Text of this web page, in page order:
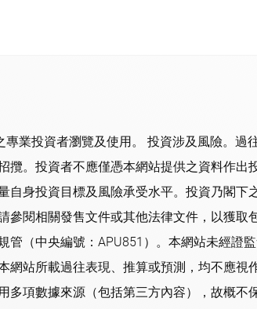
業投資者瀏覽及使用。 投資涉及風險。
。投資者不應僅憑本網站提供之資料作
身投資目標及風險承受水平。投資乃閣
閱相關發售文件或其他法律文件，以獲
（中央編號：APU851）。本網站未經證
站所載過往表現、推算或預測，均不應
項數據來源（包括第三方內容），故概